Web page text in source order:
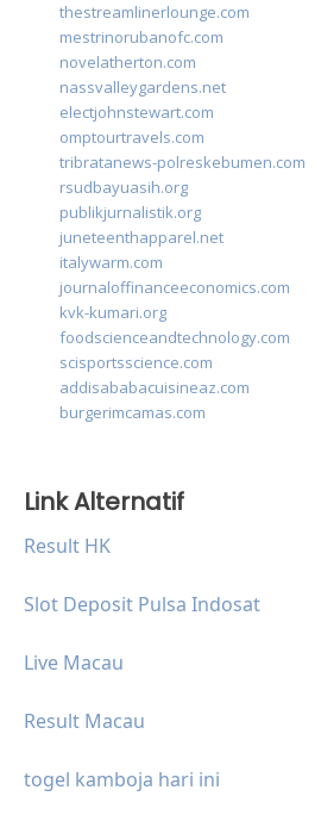
thestreamlinerlounge.com
mestrinorubanofc.com
novelatherton.com
nassvalleygardens.net
electjohnstewart.com
omptourtravels.com
tribratanews-polreskebumen.com
rsudbayuasih.org
publikjurnalistik.org
juneteenthapparel.net
italywarm.com
journaloffinanceeconomics.com
kvk-kumari.org
foodscienceandtechnology.com
scisportsscience.com
addisababacuisineaz.com
burgerimcamas.com
Link Alternatif
Result HK
Slot Deposit Pulsa Indosat
Live Macau
Result Macau
togel kamboja hari ini